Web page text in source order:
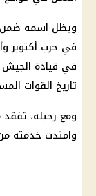
ويظل اسمه
في حرب أكتوبر
تاريخ القوات
ومع رحيله،
وامتدت خدمته من